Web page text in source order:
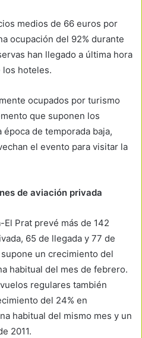
medios de 66 euros por
ocupación del 92% durante
han llegado a última hora
los hoteles.
ocupados por turismo
que suponen los
de temporada baja,
el evento para visitar la
de aviación privada
Prat prevé más de 142
65 de llegada y 77 de
un crecimiento del
habitual del mes de febrero.
regulares también
del 24% en
habitual del mismo mes y un
2011.